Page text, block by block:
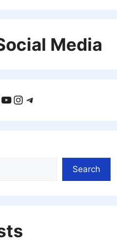
Media
YouTube
Instagram
Telegram
Search